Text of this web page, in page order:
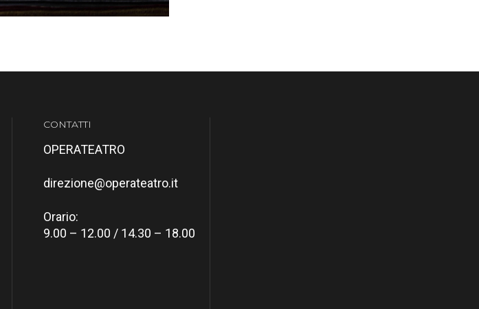
CONTATTI
OPERATEATRO
direzione@operateatro.it
Orario:
9.00 – 12.00 / 14.30 – 18.00